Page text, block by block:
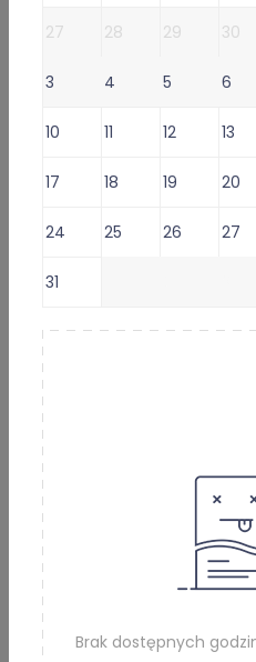
55
inne
Lekarz oferuje usługi:
369 zł
Umów e-Wizytę (Wybierz
Informacje i usługi online
27 28 29 30
3 4 5 6
10 11 12 13
17 18 19 20
24 25 26 27
31
Brak dostępnych